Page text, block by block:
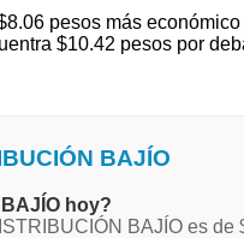
pesos más
$10.42 pesos por
BAJÍO
hoy?
BAJÍO es de